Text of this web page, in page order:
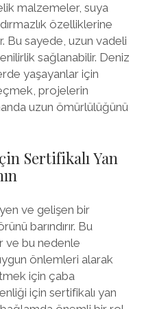
malzemeler, suya
özelliklerine
Bu sayede, uzun vadeli
sağlanabilir. Deniz
yaşayanlar için
projelerin
uzun ömürlülüğünü
Sertifikalı Yan
ve gelişen bir
barındırır. Bu
ve bu nedenle
önlemleri alarak
için çaba
için sertifikalı yan